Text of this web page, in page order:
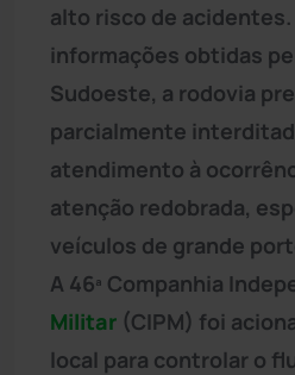
alto risco de
informações obtidas
Sudoeste, a rodovia
parcialmente
atendimento à
atenção redobrada,
veículos de grande
A 46ª Companhia
Militar (CIPM) foi
local para controlar o